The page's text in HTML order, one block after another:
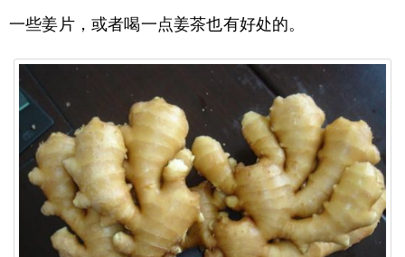
一些姜片，或者喝一点姜茶也有好处的。